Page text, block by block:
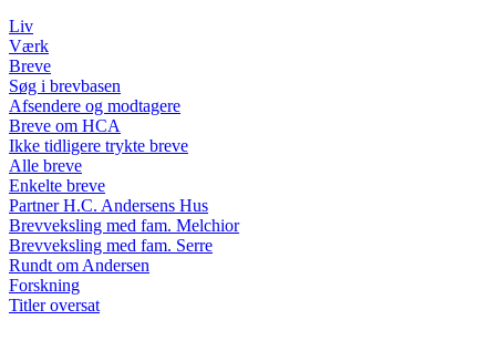
Liv
Værk
Breve
Søg i brevbasen
Afsendere og modtagere
Breve om HCA
Ikke tidligere trykte breve
Alle breve
Enkelte breve
Partner H.C. Andersens Hus
Brevveksling med fam. Melchior
Brevveksling med fam. Serre
Rundt om Andersen
Forskning
Titler oversat